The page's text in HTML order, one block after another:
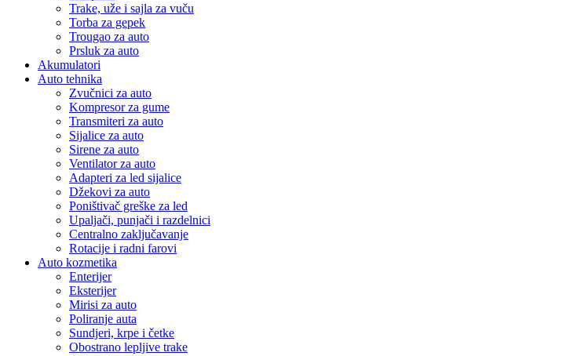
Trake, uže i sajla za vuču
Torba za gepek
Trougao za auto
Prsluk za auto
Akumulatori
Auto tehnika
Zvučnici za auto
Kompresor za gume
Transmiteri za auto
Sijalice za auto
Sirene za auto
Ventilator za auto
Adapteri za led sijalice
Džekovi za auto
Poništivač greške za led
Upaljači, punjači i razdelnici
Centralno zaključavanje
Rotacije i radni farovi
Auto kozmetika
Enterijer
Eksterijer
Mirisi za auto
Poliranje auta
Sundjeri, krpe i četke
Obostrano lepljive trake